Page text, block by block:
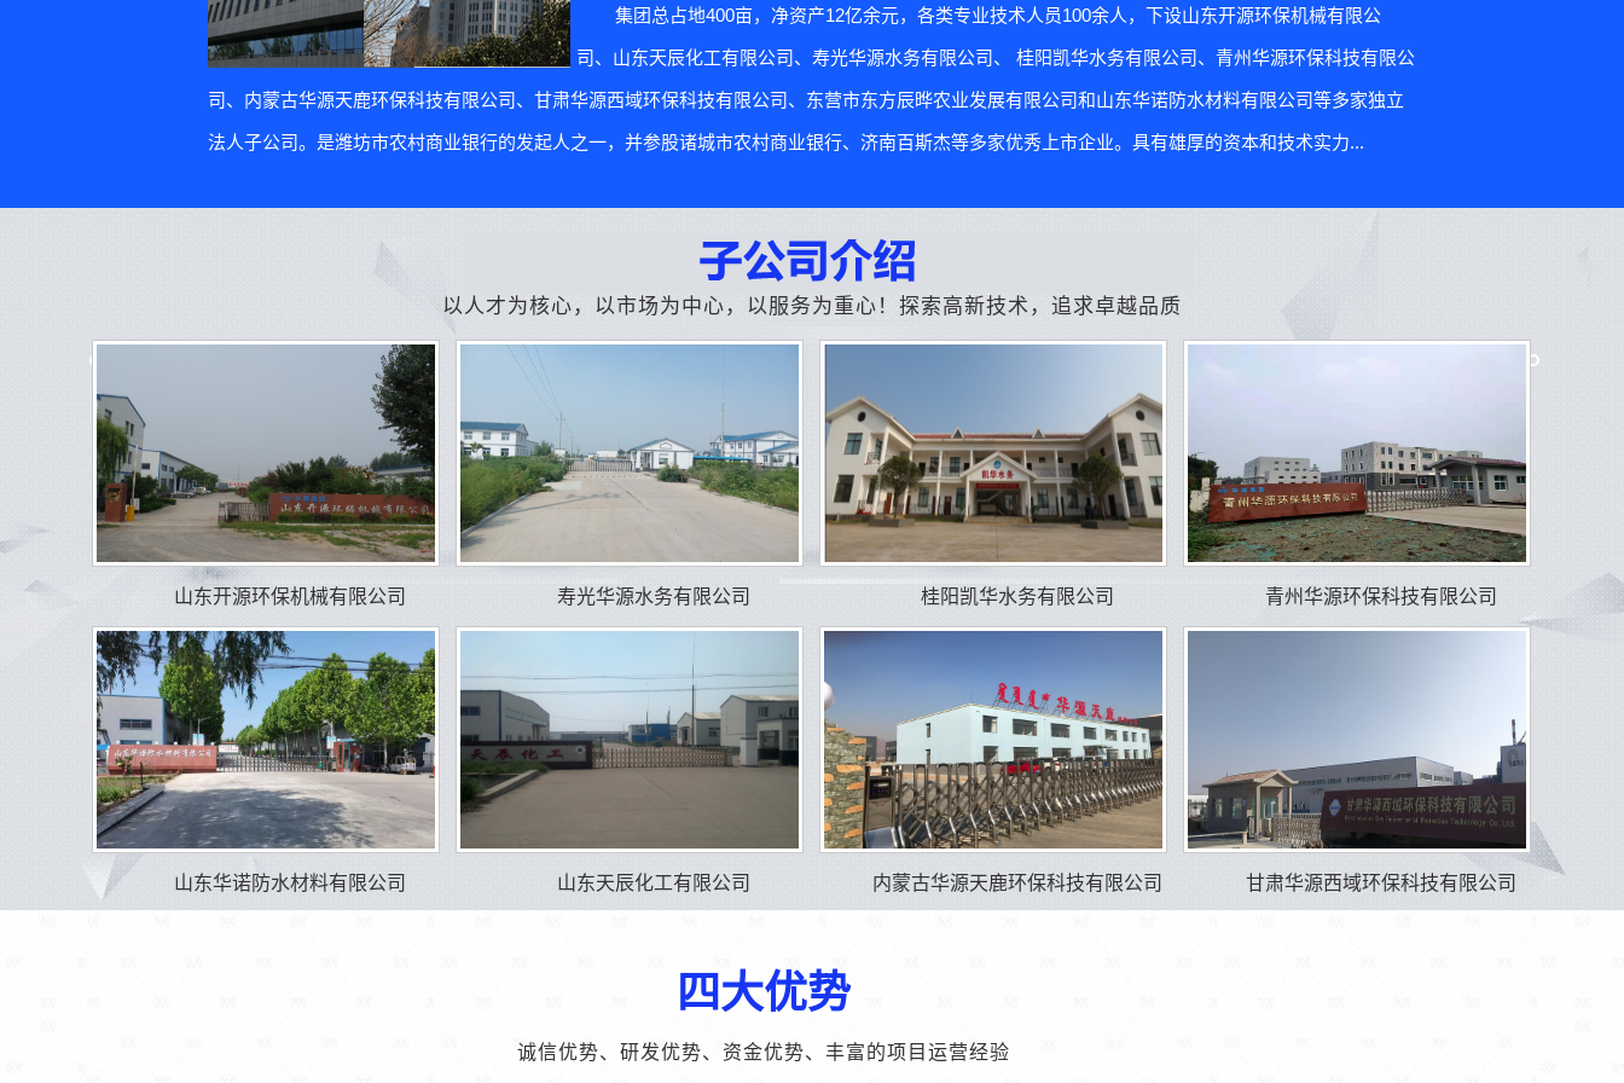
集团总占地400亩，净资产12亿余元，各类专业技术人员100余人，下设山东开源环保机械有限公
司、山东天辰化工有限公司、寿光华源水务有限公司、 桂阳凯华水务有限公司、青州华源环保科技有限公
司、内蒙古华源天鹿环保科技有限公司、甘肃华源西域环保科技有限公司、东营市东方辰晔农业发展有限公司和山东华诺防水材料有限公司等多家独立
法人子公司。是潍坊市农村商业银行的发起人之一，并参股诸城市农村商业银行、济南百斯杰等多家优秀上市企业。具有雄厚的资本和技术实力...
以人才为核心，以市场为中心，以服务为重心！探索高新技术，追求卓越品质
山东开源环保机械有限公司 寿光华源水务有限公司 桂阳凯华水务有限公司 青州华源环保科技有限公司
山东华诺防水材料有限公司 山东天辰化工有限公司 内蒙古华源天鹿环保科技有限公司 甘肃华源西域环保科技有限公司
四大优势
诚信优势、研发优势、资金优势、丰富的项目运营经验